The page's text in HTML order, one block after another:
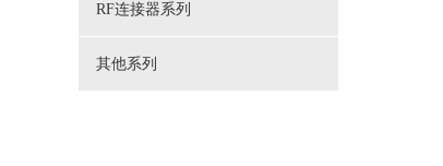
RF连接器系列
其他系列